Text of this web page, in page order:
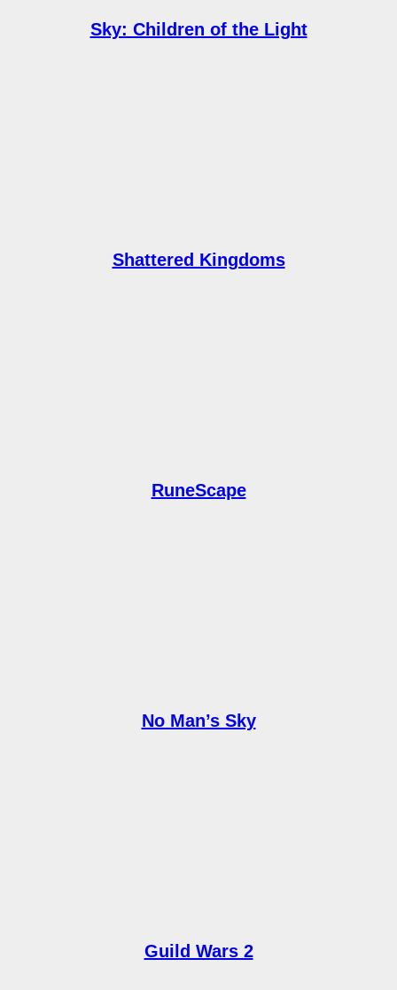
Sky: Children of the Light
Shattered Kingdoms
RuneScape
No Man’s Sky
Guild Wars 2